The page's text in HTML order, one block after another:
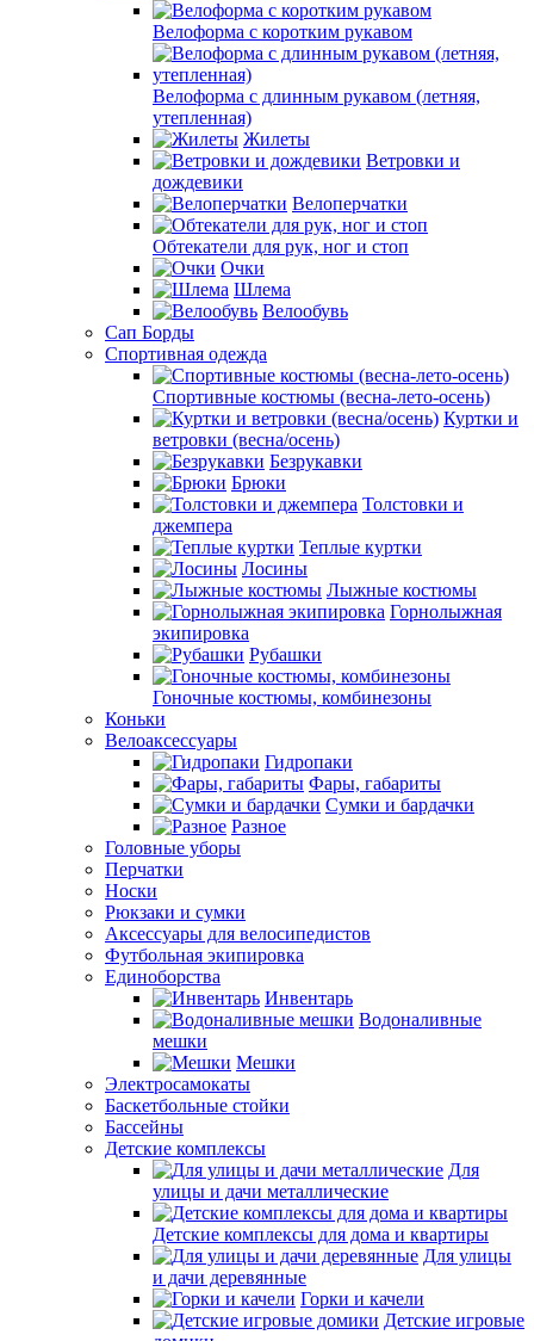
Велоформа с коротким рукавом
Велоформа с длинным рукавом (летняя,
утепленная)
Жилеты
Ветровки и
дождевики
Велоперчатки
Обтекатели для рук, ног и стоп
Очки
Шлема
Велообувь
Сап Борды
Спортивная одежда
Спортивные костюмы (весна-лето-осень)
Куртки и
ветровки (весна/осень)
Безрукавки
Брюки
Толстовки и
джемпера
Теплые куртки
Лосины
Лыжные костюмы
Горнолыжная
экипировка
Рубашки
Гоночные костюмы, комбинезоны
Коньки
Велоаксессуары
Гидропаки
Фары, габариты
Сумки и бардачки
Разное
Головные уборы
Перчатки
Носки
Рюкзаки и сумки
Аксессуары для велосипедистов
Футбольная экипировка
Единоборства
Инвентарь
Водоналивные
мешки
Мешки
Электросамокаты
Баскетбольные стойки
Бассейны
Детские комплексы
Для
улицы и дачи металлические
Детские комплексы для дома и квартиры
Для улицы
и дачи деревянные
Горки и качели
Детские игровые